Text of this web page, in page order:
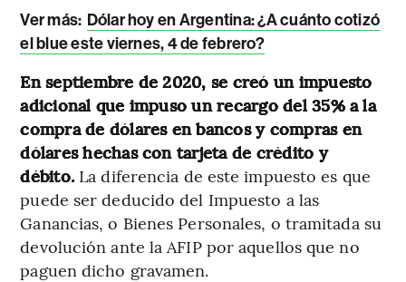
Ver más: Dólar hoy en Argentina: ¿A cuánto cotizó
el blue este viernes, 4 de febrero?
En septiembre de 2020, se creó un impuesto
adicional que impuso un recargo del 35% a la
compra de dólares en bancos y compras en
dólares hechas con tarjeta de crédito y
débito. La diferencia de este impuesto es que
puede ser deducido del Impuesto a las
Ganancias, o Bienes Personales, o tramitada su
devolución ante la AFIP por aquellos que no
paguen dicho gravamen.